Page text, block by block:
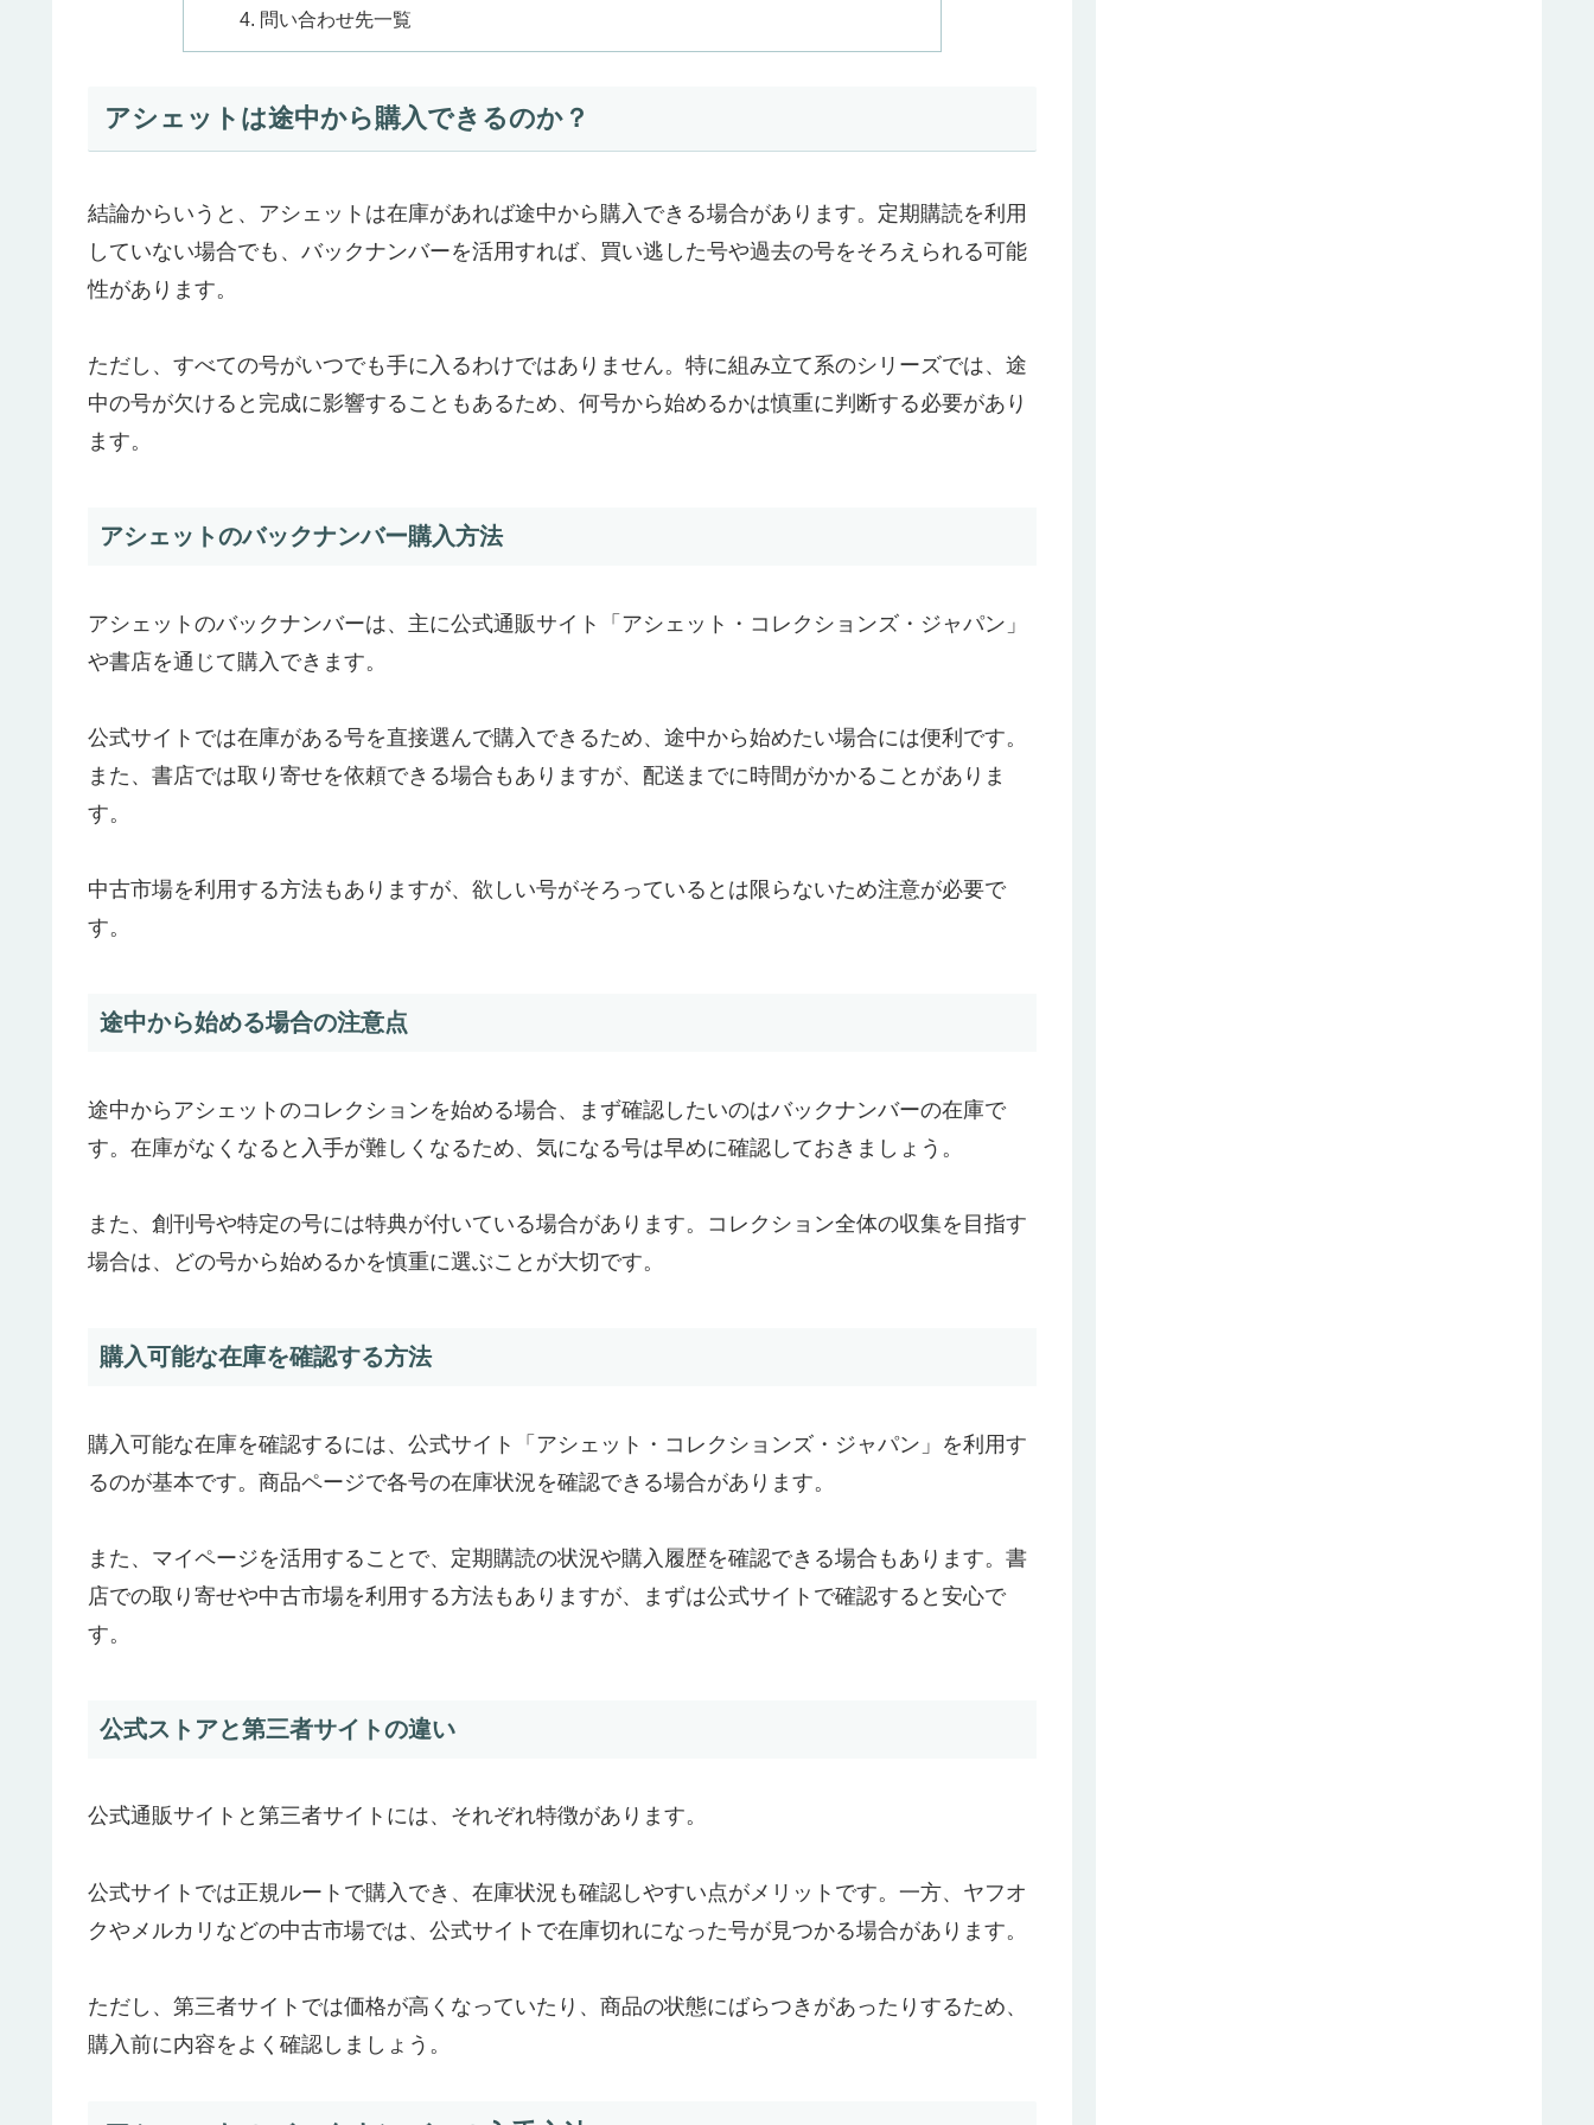
問い合わせ先一覧
アシェットは途中から購入できるのか？
結論からいうと、アシェットは在庫があれば途中から購入できる場合があります。定期購読を利用
していない場合でも、バックナンバーを活用すれば、買い逃した号や過去の号をそろえられる可能
性があります。
ただし、すべての号がいつでも手に入るわけではありません。特に組み立て系のシリーズでは、途
中の号が欠けると完成に影響することもあるため、何号から始めるかは慎重に判断する必要があり
ます。
アシェットのバックナンバー購入方法
アシェットのバックナンバーは、主に公式通販サイト「アシェット・コレクションズ・ジャパン」
や書店を通じて購入できます。
公式サイトでは在庫がある号を直接選んで購入できるため、途中から始めたい場合には便利です。
また、書店では取り寄せを依頼できる場合もありますが、配送までに時間がかかることがありま
す。
中古市場を利用する方法もありますが、欲しい号がそろっているとは限らないため注意が必要で
す。
途中から始める場合の注意点
途中からアシェットのコレクションを始める場合、まず確認したいのはバックナンバーの在庫で
す。在庫がなくなると入手が難しくなるため、気になる号は早めに確認しておきましょう。
また、創刊号や特定の号には特典が付いている場合があります。コレクション全体の収集を目指す
場合は、どの号から始めるかを慎重に選ぶことが大切です。
購入可能な在庫を確認する方法
購入可能な在庫を確認するには、公式サイト「アシェット・コレクションズ・ジャパン」を利用す
るのが基本です。商品ページで各号の在庫状況を確認できる場合があります。
また、マイページを活用することで、定期購読の状況や購入履歴を確認できる場合もあります。書
店での取り寄せや中古市場を利用する方法もありますが、まずは公式サイトで確認すると安心で
す。
公式ストアと第三者サイトの違い
公式通販サイトと第三者サイトには、それぞれ特徴があります。
公式サイトでは正規ルートで購入でき、在庫状況も確認しやすい点がメリットです。一方、ヤフオ
クやメルカリなどの中古市場では、公式サイトで在庫切れになった号が見つかる場合があります。
ただし、第三者サイトでは価格が高くなっていたり、商品の状態にばらつきがあったりするため、
購入前に内容をよく確認しましょう。